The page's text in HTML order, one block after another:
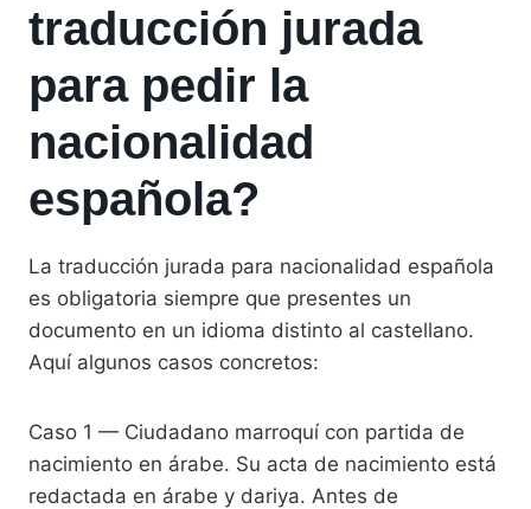
traducción jurada
para pedir la
nacionalidad
española?
La traducción jurada para nacionalidad española
es obligatoria siempre que presentes un
documento en un idioma distinto al castellano.
Aquí algunos casos concretos:
Caso 1 — Ciudadano marroquí con partida de
nacimiento en árabe. Su acta de nacimiento está
redactada en árabe y dariya. Antes de